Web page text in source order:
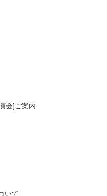
会]ご案内
いて